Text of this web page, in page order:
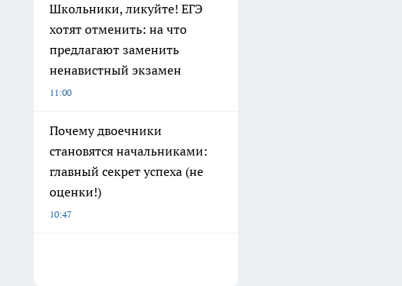
Школьники, ликуйте! ЕГЭ
хотят отменить: на что
предлагают заменить
ненавистный экзамен
11:00
Почему двоечники
становятся начальниками:
главный секрет успеха (не
оценки!)
10:47